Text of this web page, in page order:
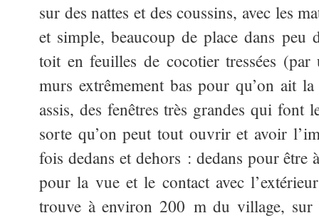
sur des nattes et des coussins, avec les
et simple, beaucoup de place dans peu
toit en feuilles de cocotier tressées
murs extrêmement bas pour qu’on ait
assis, des fenêtres très grandes qui font
sorte qu’on peut tout ouvrir et avoir
fois dedans et dehors : dedans pour être
pour la vue et le contact avec
trouve à environ 200 m du village,